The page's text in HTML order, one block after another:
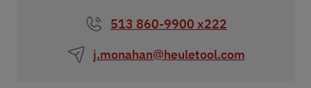
513 860-9900 x222
j.monahan@heuletool.com